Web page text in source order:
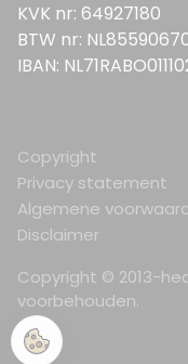
KVK nr: 64927180
BTW nr:
IBAN:
Copyright © 2013-
voorbehouden.
Copyright
Privacy statement
Algemene
Disclaimer